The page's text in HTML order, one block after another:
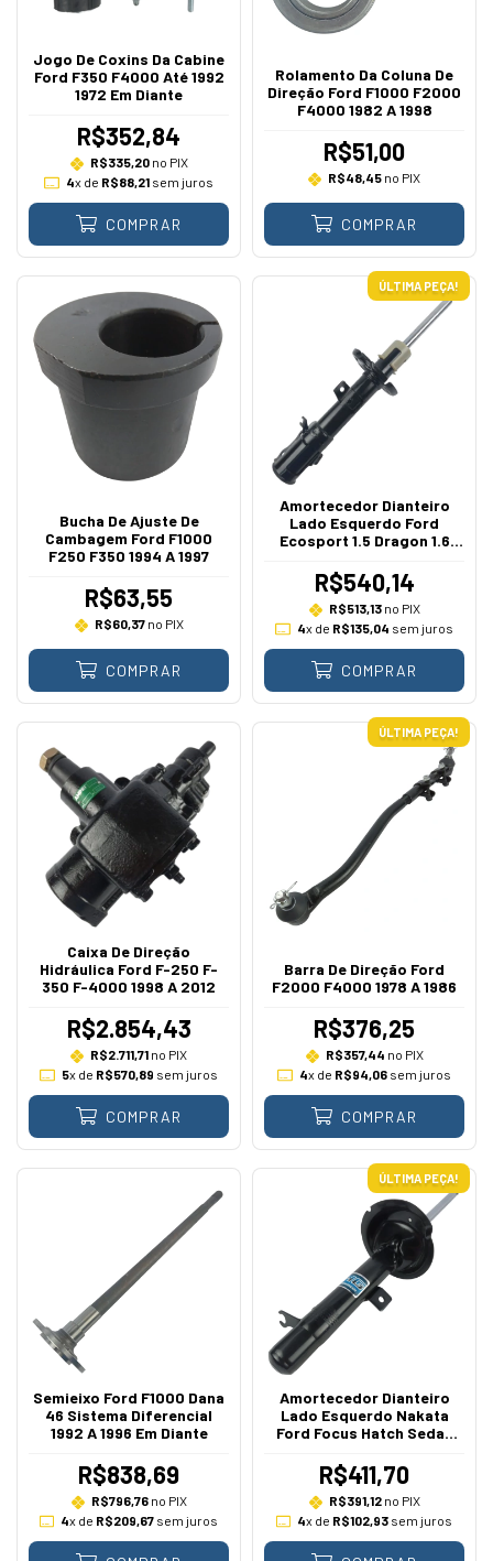
Jogo De Coxins Da Cabine
Ford F350 F4000 Até 1992
1972 Em Diante
R$352,84
R$335,20no PIX
4x de R$88,21sem juros
COMPRAR
Rolamento Da Coluna De
Direção Ford F1000 F2000
F4000 1982 A 1998
R$51,00
R$48,45 no PIX
COMPRAR
Bucha De Ajuste De
Cambagem Ford F1000
F250 F350 1994 A 1997
R$63,55
R$60,37no PIX
COMPRAR
ÚLTIMA PEÇA!
Amortecedor Dianteiro
Lado Esquerdo Ford
Ecosport 1.5 Dragon 1.6
2021
R$540,14
R$513,13no PIX
4x de R$135,04 sem juros
COMPRAR
Caixa De Direção
Hidráulica Ford F-250 F-
350 F-4000 1998 A 2012
R$2.854,43
R$2.711,71 no PIX
5x de R$570,89 sem juros
COMPRAR
ÚLTIMA PEÇA!
Barra De Direção Ford
F2000 F4000 1978 A 1986
R$376,25
R$357,44 no PIX
4x de R$94,06sem juros
COMPRAR
Semieixo Ford F1000 Dana
46 Sistema Diferencial
1992 A 1996 Em Diante
R$838,69
R$796,76no PIX
4x de R$209,67 sem juros
ÚLTIMA PEÇA!
Amortecedor Dianteiro
Lado Esquerdo Nakata
Ford Focus Hatch Sedan
R$411,70
R$391,12no PIX
4x de R$102,93 sem juros